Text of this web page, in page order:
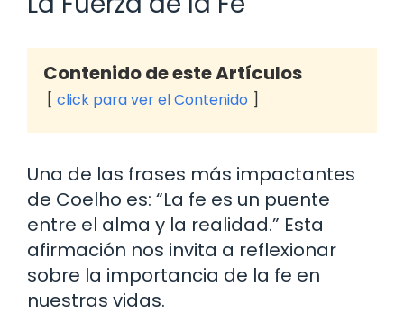
Contenido de este Artículos
click para ver el Contenido
Una de las frases más impactantes
de Coelho es: “La fe es un puente
entre el alma y la realidad.” Esta
afirmación nos invita a reflexionar
sobre la importancia de la fe en
nuestras vidas.